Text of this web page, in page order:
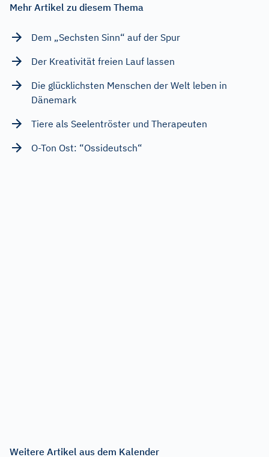
Mehr Artikel zu diesem Thema
Dem „Sechsten Sinn“ auf der Spur
Der Kreativität freien Lauf lassen
Die glücklichsten Menschen der Welt leben in
Dänemark
Tiere als Seelentröster und Therapeuten
O-Ton Ost: “Ossideutsch“
Weitere Artikel aus dem Kalender